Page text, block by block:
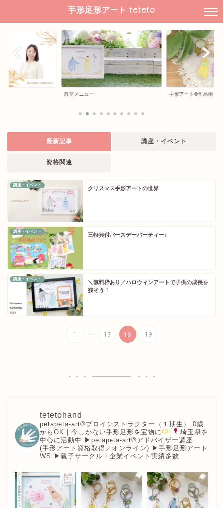
手形足形アート teteto
教室メニュー 手形アート✤作品例
最新記事 講座・イベント
資格関連
講座・イベント
クリスマス手形アートの世界
講座・イベント
三特典付バースデーパーティー♪
講座・イベント
＼無料枠あり／ハロウィンアートで子供の成長を
残そう！
1 ... 17 18 19
tetetohand
petapeta-art®︎プロインストラクター（１期生）
0歳
からOK｜今しかない手形足形を宝物に
埼玉県を
中心に活動中 ▶︎petapeta-art®アドバイザー講座
(手形アート資格取得／オンライン) ▶︎手形足形アート
WS ▶︎親子サークル・企業イベント実績多数